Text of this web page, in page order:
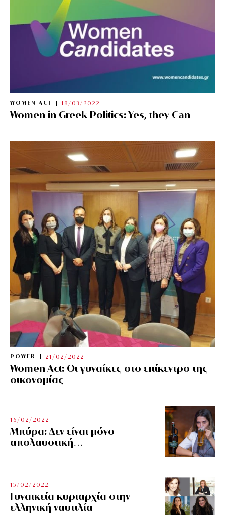
WOMEN ACT 18/03/2022
Women in Greek Politics: Yes, they Can
POWER 21/02/2022
Women Act: Οι γυναίκες στο επίκεντρο της
οικονομίας
16/02/2022
Μπύρα: Δεν είναι μόνο
απολαυστική…
15/02/2022
Γυναικεία κυριαρχία στην
ελληνική ναυτιλία